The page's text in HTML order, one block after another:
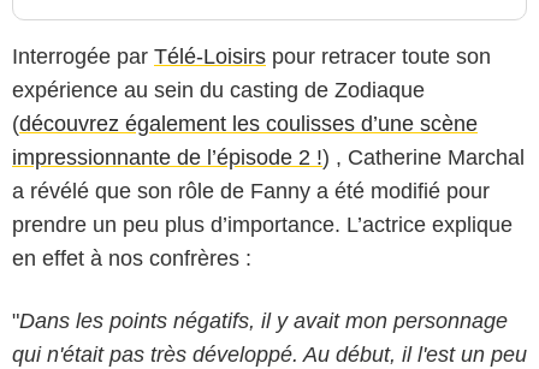
Interrogée par Télé-Loisirs pour retracer toute son
expérience au sein du casting de Zodiaque
(découvrez également les coulisses d’une scène
impressionnante de l’épisode 2 !) , Catherine Marchal
a révélé que son rôle de Fanny a été modifié pour
prendre un peu plus d’importance. L’actrice explique
en effet à nos confrères :
"Dans les points négatifs, il y avait mon personnage
qui n'était pas très développé. Au début, il l'est un peu